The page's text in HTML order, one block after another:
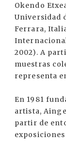
Okendo
Universidad
Ferrara,
2002). A
muestras
representa
En 1981
artista,
partir de